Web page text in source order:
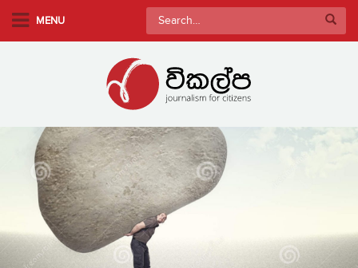
o
n
MENU
Search
for: